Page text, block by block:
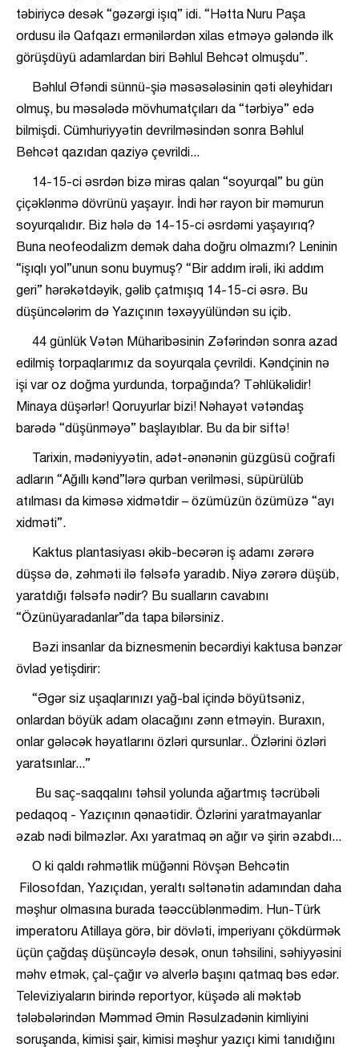
təbiriycə desək “gəzərgi işıq” idi. “Hətta Nuru Paşa
ordusu ilə Qafqazı ermənilərdən xilas etməyə gələndə ilk
görüşdüyü adamlardan biri Bəhlul Behcət olmuşdu”.
Bəhlul Əfəndi sünnü-şiə məsəsələsinin qəti əleyhidarı
olmuş, bu məsələdə mövhumatçıları da “tərbiyə” edə
bilmişdi. Cümhuriyyətin devrilməsindən sonra Bəhlul
Behcət qazıdan qaziyə çevrildi...
14-15-ci əsrdən bizə miras qalan “soyurqal” bu gün
çiçəklənmə dövrünü yaşayır. İndi hər rayon bir məmurun
soyurqalıdır. Biz hələ də 14-15-ci əsrdəmi yaşayırıq?
Buna neofeodalizm demək daha doğru olmazmı? Leninin
“işıqlı yol”unun sonu buymuş? “Bir addım irəli, iki addım
geri” hərəkətdəyik, gəlib çatmışıq 14-15-ci əsrə. Bu
düşüncələrim də Yazıçının təxəyyülündən su içib.
44 günlük Vətən Müharibəsinin Zəfərindən sonra azad
edilmiş torpaqlarımız da soyurqala çevrildi. Kəndçinin nə
işi var oz doğma yurdunda, torpağında? Təhlükəlidir!
Minaya düşərlər! Qoruyurlar bizi! Nəhayət vətəndaş
barədə “düşünməyə” başlayıblar. Bu da bir siftə!
Tarixin, mədəniyyətin, adət-ənənənin güzgüsü coğrafi
adların “Ağıllı kənd”lərə qurban verilməsi, süpürülüb
atılması da kiməsə xidmətdir – özümüzün özümüzə “ayı
xidməti”.
Kaktus plantasiyası əkib-becərən iş adamı zərərə
düşsə də, zəhməti ilə fəlsəfə yaradıb. Niyə zərərə düşüb,
yaratdığı fəlsəfə nədir? Bu sualların cavabını
“Özünüyaradanlar”da tapa bilərsiniz.
Bəzi insanlar da biznesmenin becərdiyi kaktusa bənzər
övlad yetişdirir:
“Əgər siz uşaqlarınızı yağ-bal içində böyütsəniz,
onlardan böyük adam olacağını zənn etməyin. Buraxın,
onlar gələcək həyatlarını özləri qursunlar.. Özlərini özləri
yaratsınlar...”
Bu saç-saqqalını təhsil yolunda ağartmış təcrübəli
pedaqoq - Yazıçının qənaətidir. Özlərini yaratmayanlar
əzab nədi bilməzlər. Axı yaratmaq ən ağır və şirin əzabdı...
O ki qaldı rəhmətlik müğənni Rövşən Behcətin
Filosofdan, Yazıçıdan, yeraltı səltənətin adamından daha
məşhur olmasına burada təəccüblənmədim. Hun-Türk
imperatoru Atillaya görə, bir dövləti, imperiyanı çökdürmək
üçün çağdaş düşüncəylə desək, onun təhsilini, səhiyyəsini
məhv etmək, çal-çağır və alverlə başını qatmaq bəs edər.
Televiziyaların birində reportyor, küşədə ali məktəb
tələbələrindən Məmməd Əmin Rəsulzadənin kimliyini
soruşanda, kimisi şair, kimisi məşhur yazıçı kimi tanıdığını